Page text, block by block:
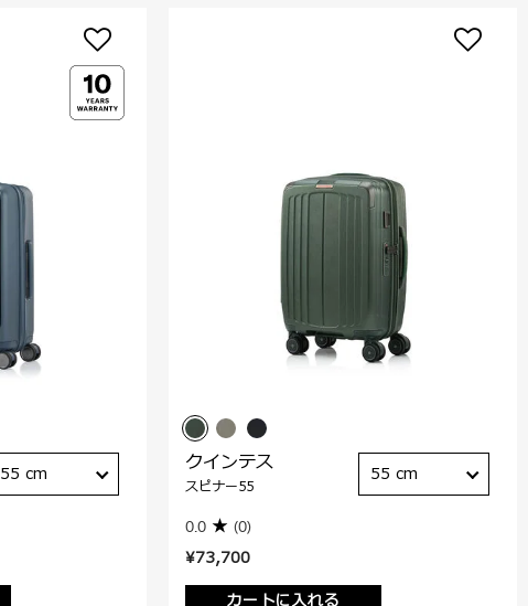
55 cm
¥73,700
カートに入れる
クインテス
スピナー55
0.0 (0)
55 cm